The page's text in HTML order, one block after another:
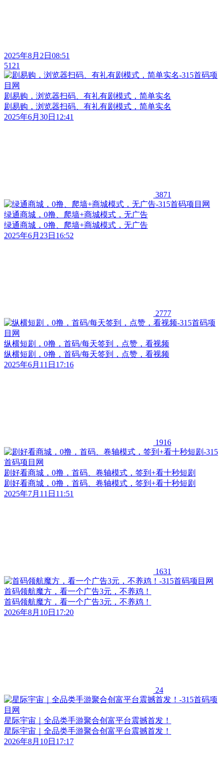
2025年8月2日08:51
5121
剧易购，浏览器扫码、有礼有剧模式，简单实名
剧易购，浏览器扫码、有礼有剧模式，简单实名
2025年6月30日12:41
3871
绿通商城，0撸、爬墙+商城模式，无广告
绿通商城，0撸、爬墙+商城模式，无广告
2025年6月23日16:52
2777
纵横短剧，0撸，首码/每天签到，点赞，看视频
纵横短剧，0撸，首码/每天签到，点赞，看视频
2025年6月11日17:16
1916
剧好看商城，0撸，首码、卷轴模式，签到+看十秒短剧
剧好看商城，0撸，首码、卷轴模式，签到+看十秒短剧
2025年7月11日11:51
1631
首码领航魔方，看一个广告3元，不养鸡！
首码领航魔方，看一个广告3元，不养鸡！
2026年8月10日17:20
24
星际宇宙｜全品类手游聚合创富平台震撼首发！
星际宇宙｜全品类手游聚合创富平台震撼首发！
2026年8月10日17:17